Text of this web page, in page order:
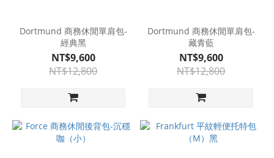
Dortmund 商務休閒單肩包-
經典黑
NT$9,600
NT$12,800
Dortmund 商務休閒單肩包-
藏青藍
NT$9,600
NT$12,800